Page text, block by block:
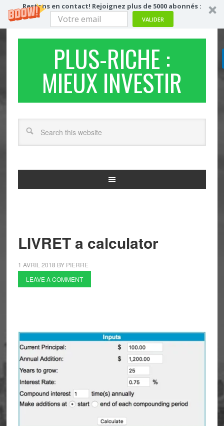
Restons en contact! Rejoignez plus de 5000 abonnés :
VALIDER
PLUS-RICHE :
MIEUX INVESTIR
LIVRET a calculator
1 AVRIL 2018 BY PIERRE
LEAVE A COMMENT